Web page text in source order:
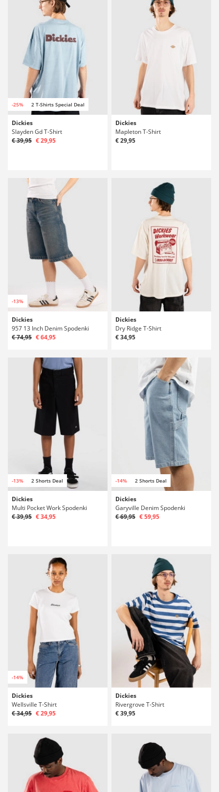
-25% 2 T-Shirts Special Deal
Dickies
Slayden Gd T-Shirt
€ 39,95 € 29,95
Dickies
Mapleton T-Shirt
€ 29,95
-13%
Dickies
957 13 Inch Denim Spodenki
€ 74,95 € 64,95
Dickies
Dry Ridge T-Shirt
€ 34,95
-13% 2 Shorts Deal
Dickies
Multi Pocket Work Spodenki
€ 39,95 € 34,95
-14% 2 Shorts Deal
Dickies
Garyville Denim Spodenki
€ 69,95 € 59,95
-14%
Dickies
Wellsville T-Shirt
€ 34,95 € 29,95
Dickies
Rivergrove T-Shirt
€ 39,95